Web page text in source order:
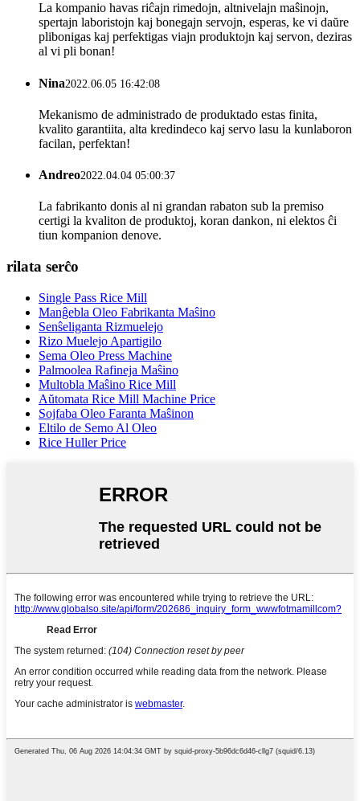
La kompanio havas riĉajn rimedojn, altnivelajn maŝinojn,
spertajn laboristojn kaj bonegajn servojn, esperas, ke vi daŭre
plibonigas kaj perfektigas viajn produktojn kaj servon, deziras
al vi pli bonan!
Nina2022.06.05 16:42:08
Mekanismo de administrado de produktado estas finita,
kvalito garantiita, alta kredindeco kaj servo lasu la kunlaboron
facilan, perfektan!
Andreo2022.04.04 05:00:37
La fabrikanto donis al ni grandan rabaton sub la premiso
certigi la kvaliton de produktoj, koran dankon, ni elektos ĉi
tiun kompanion denove.
rilata serĉo
Single Pass Rice Mill
Manĝebla Oleo Fabrikanta Maŝino
Senŝeliganta Rizmuelejo
Rizo Muelejo Apartigilo
Sema Oleo Press Machine
Palmoolea Rafineja Maŝino
Multobla Maŝino Rice Mill
Aŭtomata Rice Mill Machine Price
Sojfaba Oleo Faranta Maŝinon
Eltilo de Semo Al Oleo
Rice Huller Price